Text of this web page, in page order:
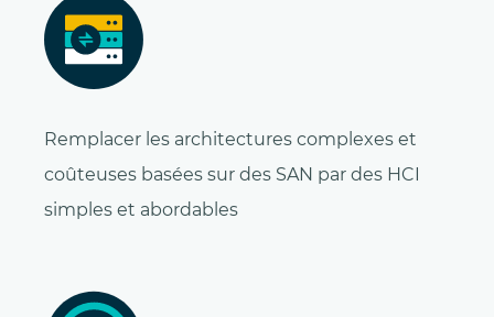
Remplacer les architectures complexes et
coûteuses basées sur des SAN par des HCI
simples et abordables